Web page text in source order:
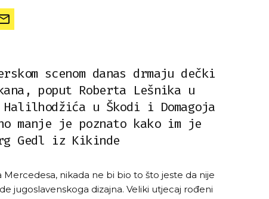
scenom danas drmaju dečki
poput Roberta Lešnika u
Halilhodžića u Škodi i Domagoja
manje je poznato kako im je
Gedl iz Kikinde
Mercedesa, nikada ne bi bio to što jeste da nije
jugoslavenskoga dizajna. Veliki utjecaj rođeni